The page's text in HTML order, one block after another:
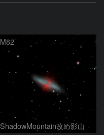
M82
ShadowMountain改め影山